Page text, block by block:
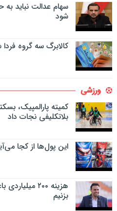
سهام عدالت نباید
شود
کالابرگ سه گروه
ورزشی
کمیته پارالمپیک،
بلاتکلیفی نجات داد
این پول‌ها از کجا
هزینه ۲۰۰
بزنیم